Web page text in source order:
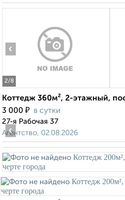
2/8
‹
Коттедж 360м², 2-этажный,
3 000 ₽ в сутки
27-я Рабочая 37
Агентство, 02.08.2026
‹